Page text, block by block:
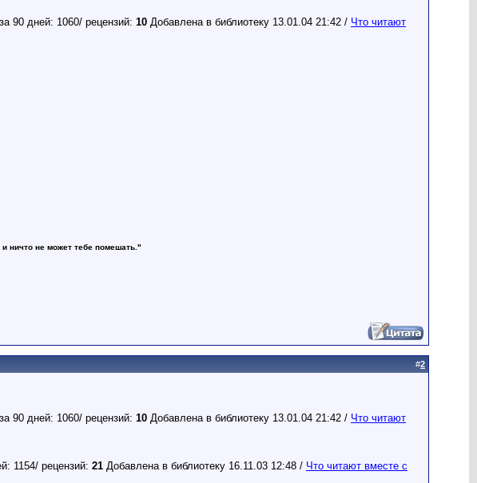
90 дней: 1060/ рецензий: 10 Добавлена в библиотеку 13.01.04 21:42 / Что читают
ничто не может тебе помешать."
#2
90 дней: 1060/ рецензий: 10 Добавлена в библиотеку 13.01.04 21:42 / Что читают
1154/ рецензий: 21 Добавлена в библиотеку 16.11.03 12:48 / Что читают вместе с